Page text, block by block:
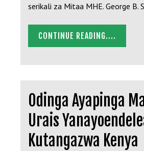
serikali za Mitaa MHE. George B.
CONTINUE READING....
Odinga Ayapinga
Urais
Kutangazwa Kenya